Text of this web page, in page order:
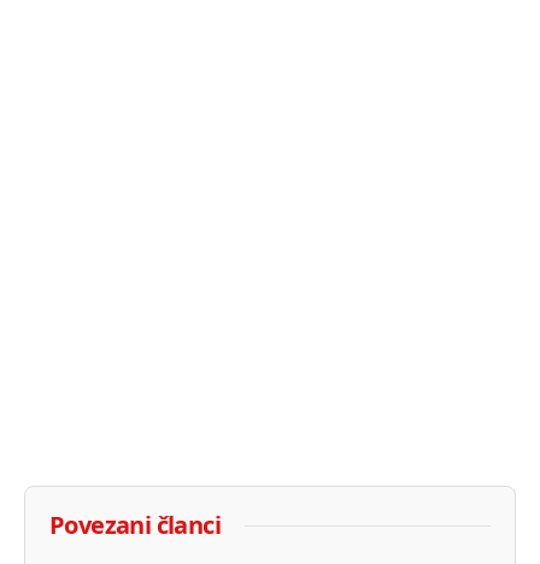
Povezani članci